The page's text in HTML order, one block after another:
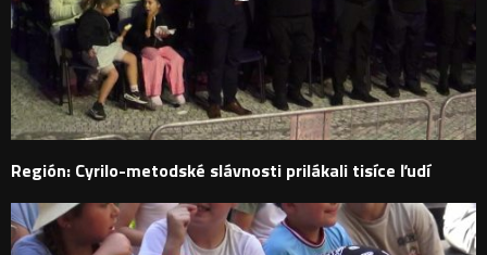
Región: Cyrilo-metodské slávnosti prilákali tisíce ľudí